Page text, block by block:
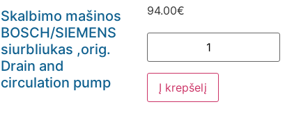
Skalbimo mašinos
BOSCH/SIEMENS
siurbliukas ,orig.
Drain and
circulation pump
94.00€
Į krepšelį